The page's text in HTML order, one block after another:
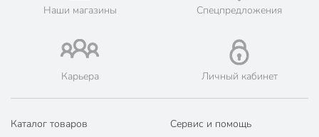
Наши магазины Спецпредложения
Карьера Личный кабинет
Каталог товаров Сервис и помощь